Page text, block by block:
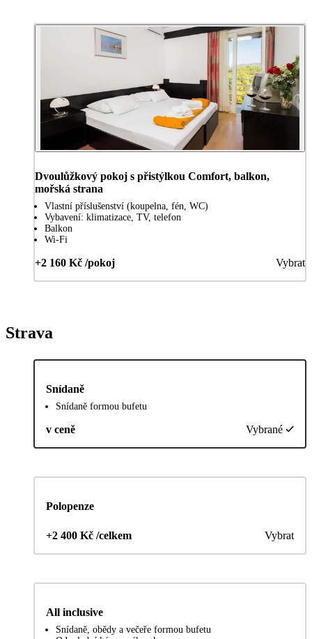
Dvoulůžkový pokoj s přistýlkou Comfort, balkon,
mořská strana
Vlastní příslušenství (koupelna, fén, WC)
Vybavení: klimatizace, TV, telefon
Balkon
Wi-Fi
+2 160 Kč /pokoj Vybrat
Strava
Snídaně
Snídaně formou bufetu
v ceně Vybrané
Polopenze
+2 400 Kč /celkem Vybrat
All inclusive
Snídaně, obědy a večeře formou bufetu